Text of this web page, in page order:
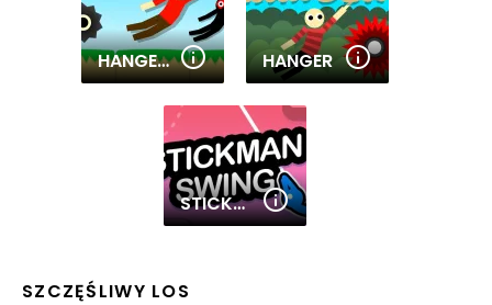
HANGER 2 HANGER
STICKMAN SWING
SZCZĘŚLIWY LOS